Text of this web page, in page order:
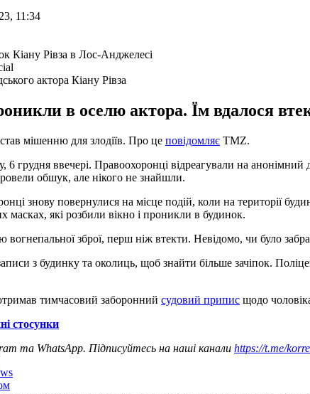
11:34
актора Кіану Рівза
в оселю актора. Їм вдалося
мішенню для злодіїв. Про це повідомляє TMZ.
6 грудня ввечері. Правоохоронці відреагували на
обшук, але нікого не знайшли.
знову повернулися на місце подій, коли на території
масках, які розбили вікно і проникли в будинок.
зброї, перш ніж втекти. Невідомо, чи було
з будинку та околиць, щоб знайти більше зачіпок.
тимчасовий заборонний судовий припис щодо
стосунки
та WhatsApp. Підписуйтесь на наші канали https://t.me/